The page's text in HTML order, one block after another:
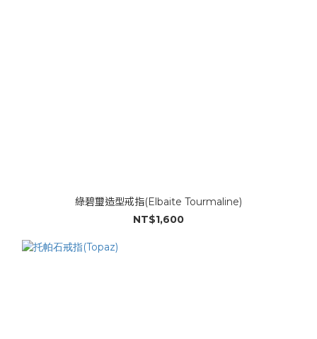
綠碧璽造型戒指(Elbaite Tourmaline)
NT$1,600